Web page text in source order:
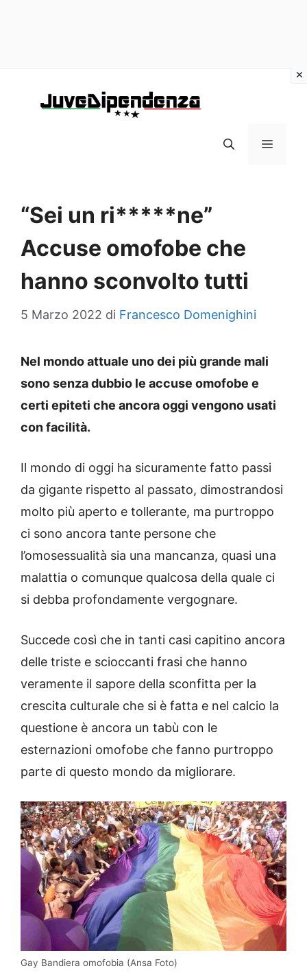
MENU
“Sei un ri*****ne”
Accuse omofobe che
hanno sconvolto tutti
5 Marzo 2022 di Francesco Domenighini
Nel mondo attuale uno dei più grande mali
sono senza dubbio le accuse omofobe e
certi epiteti che ancora oggi vengono usati
con facilità.
Il mondo di oggi ha sicuramente fatto passi
da gigante rispetto al passato, dimostrandosi
molto più aperto e tollerante, ma purtroppo
ci sono ancora tante persone che
l’omosessualità sia una mancanza, quasi una
malattia o comunque qualcosa della quale ci
si debba profondamente vergognare.
Succede così che in tanti casi capitino ancora
delle triste e scioccanti frasi che hanno
veramente il sapore della sconfitta per la
crescita culturale che si è fatta e nel calcio la
questione è ancora un tabù con le
esternazioni omofobe che fanno purtroppo
parte di questo mondo da migliorare.
Gay Bandiera omofobia (Ansa Foto)